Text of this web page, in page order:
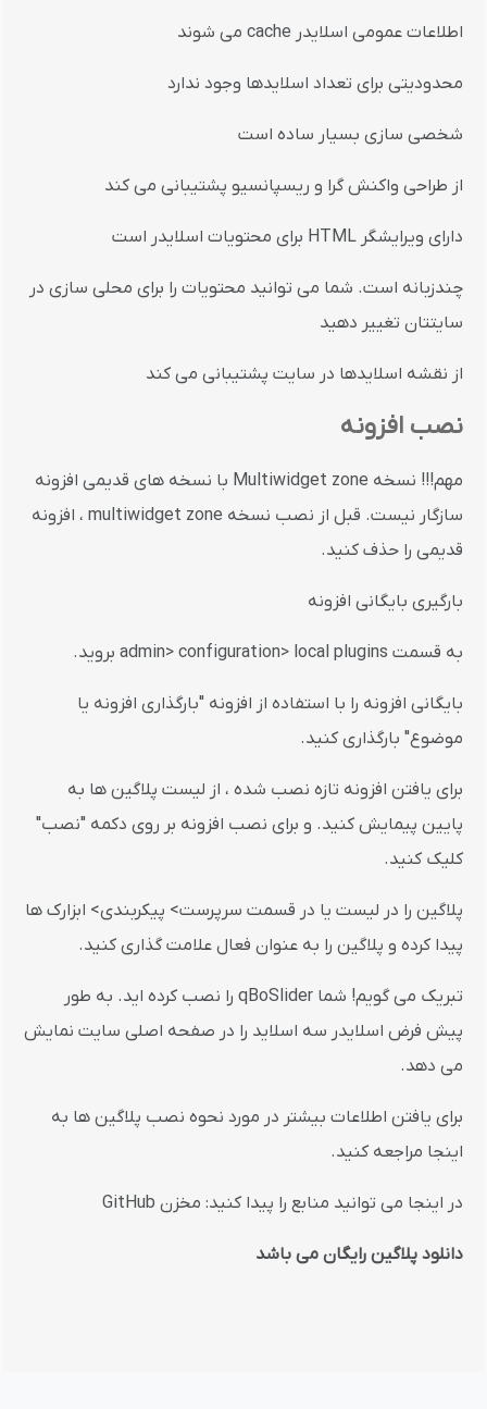
اطلاعات عمومی اسلایدر cache می شوند
محدودیتی برای تعداد اسلایدها وجود ندارد
شخصی سازی بسیار ساده است
از طراحی واکنش گرا و ریسپانسیو پشتیبانی می کند
دارای ویرایشگر HTML برای محتویات اسلایدر است
چندزبانه است. شما می توانید محتویات را برای محلی سازی در
سایتتان تغییر دهید
از نقشه اسلایدها در سایت پشتیبانی می کند
نصب افزونه
مهم!!! نسخه Multiwidget zone با نسخه های قدیمی افزونه
سازگار نیست. قبل از نصب نسخه multiwidget zone ، افزونه
قدیمی را حذف کنید.
بارگیری بایگانی افزونه
به قسمت admin> configuration> local plugins بروید.
بایگانی افزونه را با استفاده از افزونه "بارگذاری افزونه یا
موضوع" بارگذاری کنید.
برای یافتن افزونه تازه نصب شده ، از لیست پلاگین ها به
پایین پیمایش کنید. و برای نصب افزونه بر روی دکمه "نصب"
کلیک کنید.
پلاگین را در لیست یا در قسمت سرپرست> پیکربندی> ابزارک ها
پیدا کرده و پلاگین را به عنوان فعال علامت گذاری کنید.
تبریک می گویم! شما qBoSlider را نصب کرده اید. به طور
پیش فرض اسلایدر سه اسلاید را در صفحه اصلی سایت نمایش
می دهد.
برای یافتن اطلاعات بیشتر در مورد نحوه نصب پلاگین ها به
اینجا مراجعه کنید.
در اینجا می توانید منابع را پیدا کنید: مخزن GitHub
دانلود پلاگین رایگان می باشد